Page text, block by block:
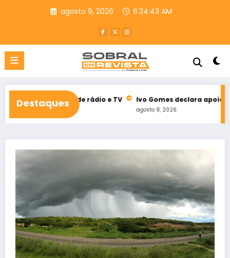
agosto 9, 2026 6:34:44 AM
Destaques
de rádio e TV Ivo Gomes declara apoio à reeleição